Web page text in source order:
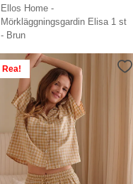
Ellos Home -
Mörkläggningsgardin Elisa 1 st
- Brun
Rea!